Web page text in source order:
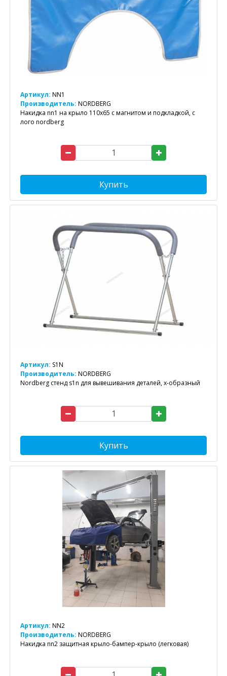
Артикул: NN1
Производитель: NORDBERG
Накидка nn1 на крыло 110х65 с магнитом и подкладкой, с
лого nordberg
Купить
Артикул: S1N
Производитель: NORDBERG
Nordberg стенд s1n для вывешивания деталей, х-образный
Купить
Артикул: NN2
Производитель: NORDBERG
Накидка nn2 защитная крыло-бампер-крыло (легковая)